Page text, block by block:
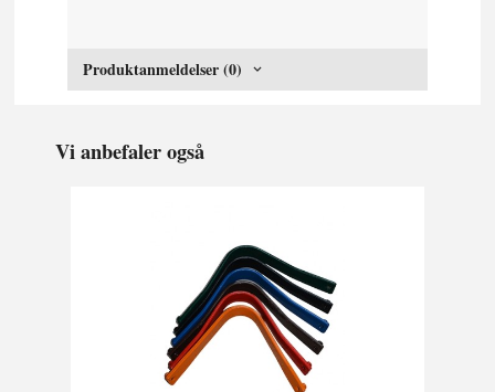
Produktanmeldelser (0)
Vi anbefaler også